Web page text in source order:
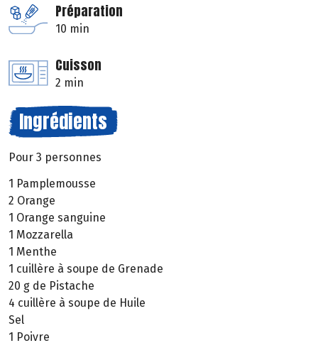
Préparation
10 min
Cuisson
2 min
Ingrédients
Pour 3 personnes
1 Pamplemousse
2 Orange
1 Orange sanguine
1 Mozzarella
1 Menthe
1 cuillère à soupe de Grenade
20 g de Pistache
4 cuillère à soupe de Huile
Sel
1 Poivre